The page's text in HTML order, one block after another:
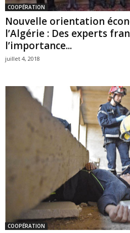
COOPÉRATION
Nouvelle orientation
l’Algérie : Des experts
l’importance...
juillet 4, 2018
COOPÉRATION